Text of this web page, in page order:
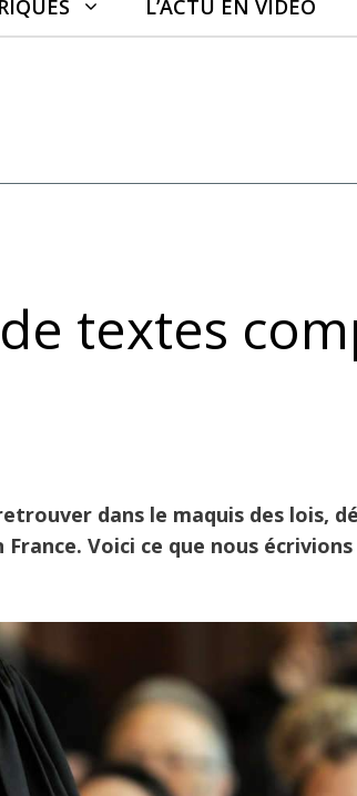
L’ACTU EN VIDÉO
textes
dans le maquis des lois,
Voici ce que nous écrivions